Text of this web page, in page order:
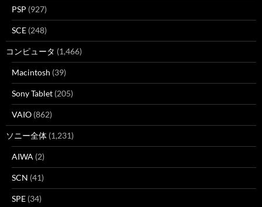
PSP (927)
SCE (248)
コンピュータ (1,466)
Macintosh (39)
Sony Tablet (205)
VAIO (862)
ソニー全体 (1,231)
AIWA (2)
SCN (41)
SPE (34)